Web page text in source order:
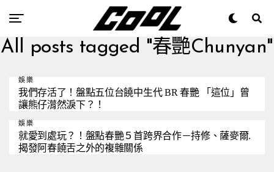
All posts tagged "春艷Chunyan"
娛樂
我們存活了！盤點五位台饒中生代 BR 春艷 「這位」曾
讓熊仔潸然淚下？！
娛樂
就愛到處玩？！盤點春艷５首跨界合作－持修、薩麥爾.
揭發阿春饒舌之外的複雜關係